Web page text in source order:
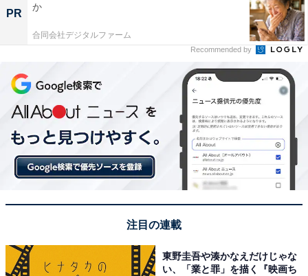
PR
か
合同会社デジタルファーム
Recommended by
注目の連載
東野圭吾や湊かなえだけじゃな
い、「業と罪」を描く『映画ち